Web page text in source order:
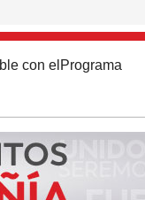
con el Programa